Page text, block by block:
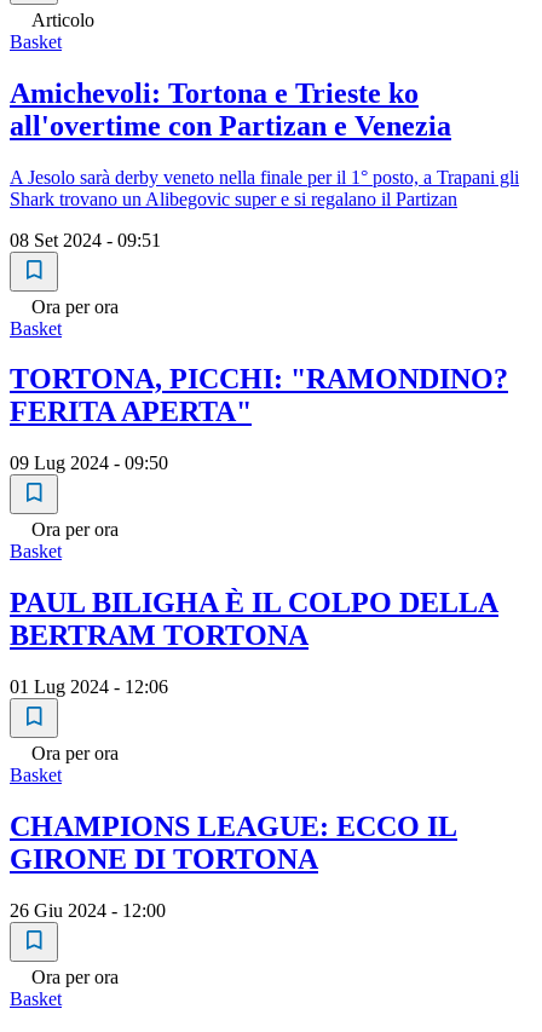
Articolo
Basket
Amichevoli: Tortona e Trieste ko
all'overtime con Partizan e Venezia
A Jesolo sarà derby veneto nella finale per il 1° posto, a Trapani gli
Shark trovano un Alibegovic super e si regalano il Partizan
08 Set 2024 - 09:51
Ora per ora
Basket
TORTONA, PICCHI: "RAMONDINO?
FERITA APERTA"
09 Lug 2024 - 09:50
Ora per ora
Basket
PAUL BILIGHA È IL COLPO DELLA
BERTRAM TORTONA
01 Lug 2024 - 12:06
Ora per ora
Basket
CHAMPIONS LEAGUE: ECCO IL
GIRONE DI TORTONA
26 Giu 2024 - 12:00
Ora per ora
Basket